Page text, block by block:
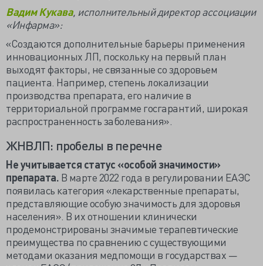
Вадим Кукава, исполнительный директор ассоциации
«Инфарма»:
«Создаются дополнительные барьеры применения
инновационных ЛП, поскольку на первый план
выходят факторы, не связанные со здоровьем
пациента. Например, степень локализации
производства препарата, его наличие в
территориальной программе госгарантий, широкая
распространенность заболевания».
ЖНВЛП: пробелы в перечне
Не учитывается статус «особой значимости»
препарата. В марте 2022 года в регулировании ЕАЭС
появилась категория «лекарственные препараты,
представляющие особую значимость для здоровья
населения». В их отношении клинически
продемонстрированы значимые терапевтические
преимущества по сравнению с существующими
методами оказания медпомощи в государствах —